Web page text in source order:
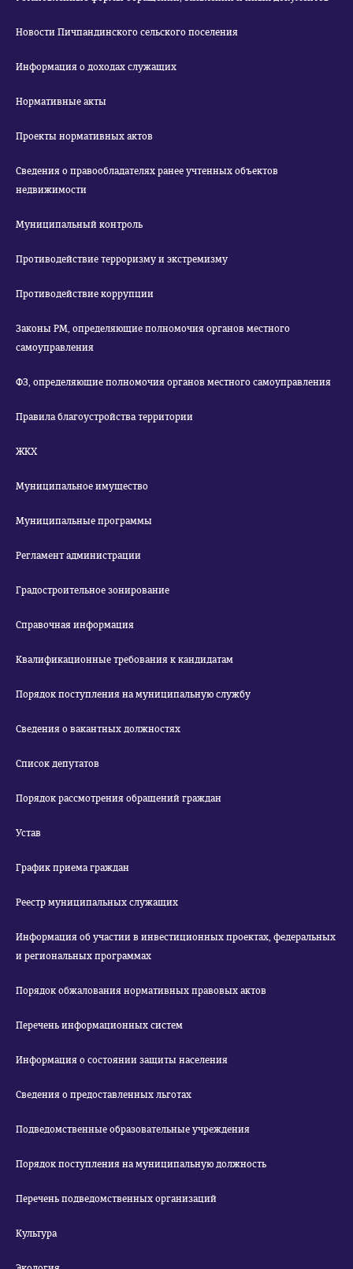
Новости Пичпандинского сельского поселения
Информация о доходах служащих
Нормативные акты
Проекты нормативных актов
Сведения о правообладателях ранее учтенных объектов
недвижимости
Муниципальный контроль
Противодействие терроризму и экстремизму
Противодействие коррупции
Законы РМ, определяющие полномочия органов местного
самоуправления
ФЗ, определяющие полномочия органов местного самоуправления
Правила благоустройства территории
ЖКХ
Муниципальное имущество
Муниципальные программы
Регламент администрации
Градостроительное зонирование
Справочная информация
Квалификационные требования к кандидатам
Порядок поступления на муниципальную службу
Сведения о вакантных должностях
Список депутатов
Порядок рассмотрения обращений граждан
Устав
График приема граждан
Реестр муниципальных служащих
Информация об участии в инвестиционных проектах, федеральных
и региональных программах
Порядок обжалования нормативных правовых актов
Перечень информационных систем
Информация о состоянии защиты населения
Сведения о предоставленных льготах
Подведомственные образовательные учреждения
Порядок поступления на муниципальную должность
Перечень подведомственных организаций
Культура